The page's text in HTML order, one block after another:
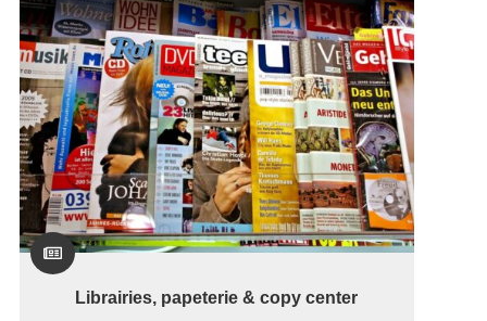

Librairies, papeterie & copy center